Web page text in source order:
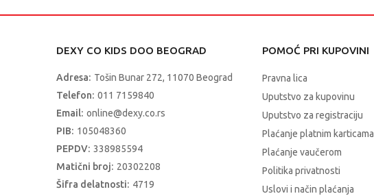
DEXY CO KIDS DOO BEOGRAD
Adresa: Tošin Bunar 272, 11070 Beograd
Telefon: 011 7159840
Email: online@dexy.co.rs
PIB: 105048360
PEPDV: 338985594
Matični broj: 20302208
Šifra delatnosti: 4719
POMOĆ PRI KUPOVINI
Pravna lica
Uputstvo za kupovinu
Uputstvo za registraciju
Plaćanje platnim karticama
Plaćanje vaučerom
Politika privatnosti
Uslovi i način plaćanja